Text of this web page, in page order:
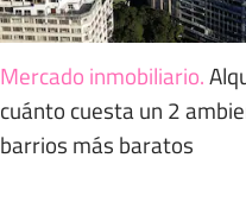
Mercado inmobiliario.
cuánto cuesta un 2
barrios más baratos